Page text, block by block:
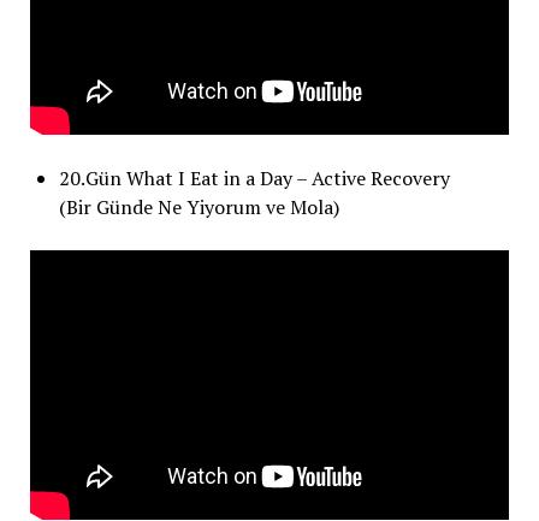
20.Gün What I Eat in a Day – Active Recovery
(Bir Günde Ne Yiyorum ve Mola)